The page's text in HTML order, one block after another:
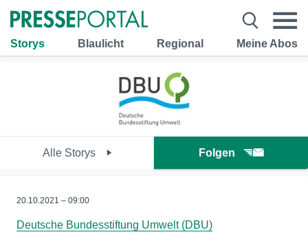
Storys Blaulicht Regional Meine Abos
Alle Storys Folgen
20.10.2021 – 09:00
Deutsche Bundesstiftung Umwelt (DBU)